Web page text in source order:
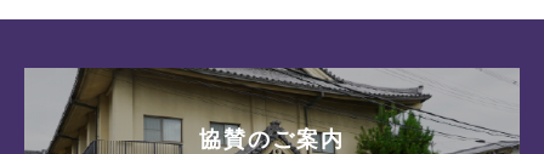
協賛のご案内